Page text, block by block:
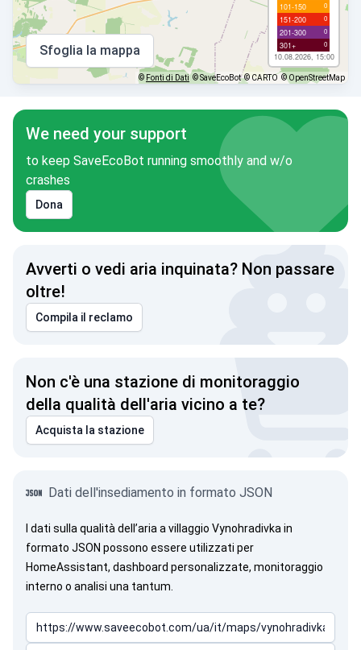
101-150 0
151-200 0
201-300 0
301+ 0
10.08.2026, 15:00
Sfoglia la mappa
© Fonti di Dati © SaveEcoBot © CARTO © OpenStreetMap
We need your support
to keep SaveEcoBot running smoothly and w/o
crashes
Dona
Avverti o vedi aria inquinata? Non passare
oltre!
Compila il reclamo
Non c'è una stazione di monitoraggio
della qualità dell'aria vicino a te?
Acquista la stazione
Dati dell'insediamento in formato JSON
I dati sulla qualità dell’aria a villaggio Vynohradivka in
formato JSON possono essere utilizzati per
HomeAssistant, dashboard personalizzate, monitoraggio
interno o analisi una tantum.